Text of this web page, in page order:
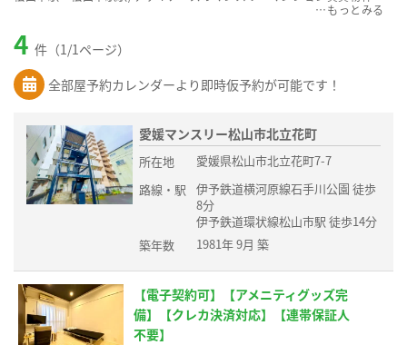
4 件（1/1ページ）
全部屋予約カレンダーより即時仮予約が可能です！
愛媛マンスリー松山市北立花町
所在地
愛媛県松山市北立花町7-7
路線・駅
伊予鉄道横河原線石手川公園 徒歩
8分
伊予鉄道環状線松山市駅 徒歩14分
築年数
1981年 9月 築
【電子契約可】【アメニティグッズ完
備】【クレカ決済対応】【連帯保証人
不要】
…